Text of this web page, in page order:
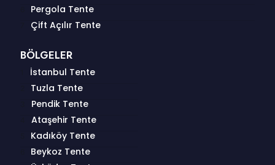
Pergola Tente
Çift Açılır Tente
BÖLGELER
İstanbul Tente
Tuzla Tente
Pendik Tente
Ataşehir Tente
Kadıköy Tente
Beykoz Tente